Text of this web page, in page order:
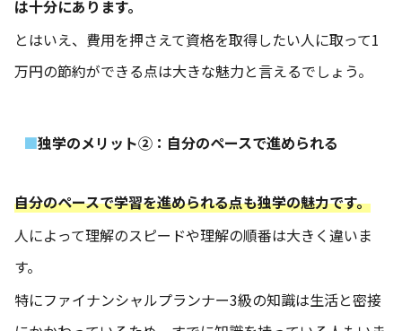
は十分にあります。
とはいえ、費用を押さえて資格を取得したい人に取って1
万円の節約ができる点は大きな魅力と言えるでしょう。
独学のメリット②：自分のペースで進められる
自分のペースで学習を進められる点も独学の魅力です。
人によって理解のスピードや理解の順番は大きく違いま
す。
特にファイナンシャルプランナー3級の知識は生活と密接